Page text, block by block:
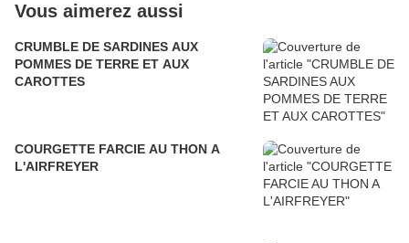
Vous aimerez aussi
CRUMBLE DE SARDINES AUX
POMMES DE TERRE ET AUX
CAROTTES
COURGETTE FARCIE AU THON A
L'AIRFREYER